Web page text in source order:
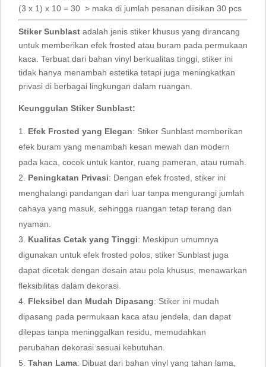
(3 x 1) x 10 = 30 > maka di jumlah pesanan diisikan 30 pcs
Stiker Sunblast adalah jenis stiker khusus yang dirancang
untuk memberikan efek frosted atau buram pada permukaan
kaca. Terbuat dari bahan vinyl berkualitas tinggi, stiker ini
tidak hanya menambah estetika tetapi juga meningkatkan
privasi di berbagai lingkungan dalam ruangan.
Keunggulan Stiker Sunblast:
Efek Frosted yang Elegan: Stiker Sunblast memberikan
efek buram yang menambah kesan mewah dan modern
pada kaca, cocok untuk kantor, ruang pameran, atau rumah.
Peningkatan Privasi: Dengan efek frosted, stiker ini
menghalangi pandangan dari luar tanpa mengurangi jumlah
cahaya yang masuk, sehingga ruangan tetap terang dan
nyaman.
Kualitas Cetak yang Tinggi: Meskipun umumnya
digunakan untuk efek frosted polos, stiker Sunblast juga
dapat dicetak dengan desain atau pola khusus, menawarkan
fleksibilitas dalam dekorasi.
Fleksibel dan Mudah Dipasang: Stiker ini mudah
dipasang pada permukaan kaca atau jendela, dan dapat
dilepas tanpa meninggalkan residu, memudahkan
perubahan dekorasi sesuai kebutuhan.
Tahan Lama: Dibuat dari bahan vinyl yang tahan lama,